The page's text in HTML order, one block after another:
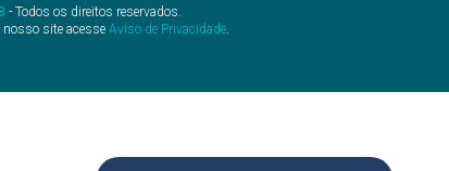
- Todos os direitos reservados.
site acesse Aviso de Privacidade